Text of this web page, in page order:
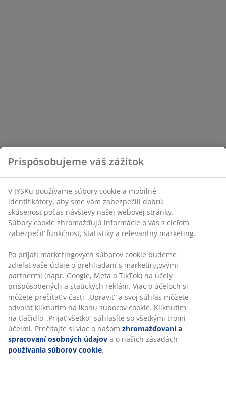
Prispôsobujeme váš zážitok
V JYSKu používame súbory cookie a mobilné
identifikátory, aby sme vám zabezpečili dobrú
skúsenosť počas návštevy našej webovej stránky.
Súbory cookie zhromažďujú informácie o vás s cieľom
zabezpečiť funkčnosť, štatistiky a relevantný marketing.
Po prijatí marketingových súborov cookie budeme
zdieľať vaše údaje o prehliadaní s marketingovými
partnermi (napr. Google, Meta a TikTok) na účely
prispôsobených a statických reklám. Viac o účeloch si
môžete prečítať v časti „Upraviť“ a svoj súhlas môžete
odvolať kliknutím na ikonu súborov cookie. Kliknutím
na tlačidlo „Prijať všetko“ súhlasíte so všetkými tromi
účelmi. Prečítajte si viac o našom zhromažďovaní a
spracovaní osobných údajov a o našich zásadách
používania súborov cookie.